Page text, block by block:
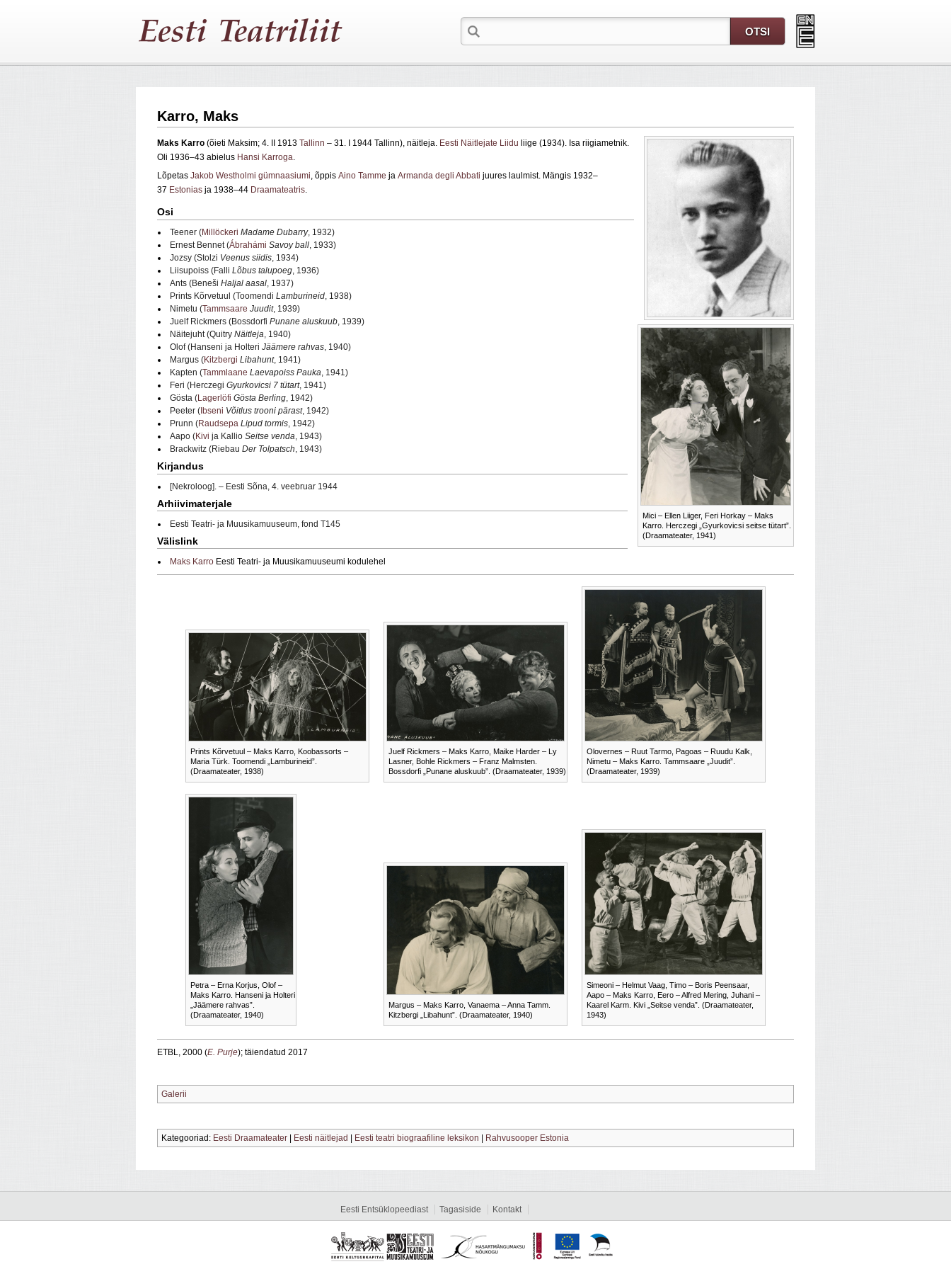
Karro, Maks
Maks Karro (õieti Maksim; 4. II 1913 Tallinn – 31. I 1944 Tallinn), näitleja. Eesti Näitlejate Liidu liige (1934). Isa riigiametnik.
Oli 1936–43 abielus Hansi Karroga.
Lõpetas Jakob Westholmi gümnaasiumi, õppis Aino Tamme ja Armanda degli Abbati juures laulmist. Mängis 1932–
37 Estonias ja 1938–44 Draamateatris.
Osi
Mici – Ellen Liiger, Feri Horkay – Maks
Karro. Herczegi „Gyurkovicsi seitse tütart”.
(Draamateater, 1941)
Teener (Millöckeri Madame Dubarry, 1932)
Ernest Bennet (Ábrahámi Savoy ball, 1933)
Jozsy (Stolzi Veenus siidis, 1934)
Liisupoiss (Falli Lõbus talupoeg, 1936)
Ants (Beneši Haljal aasal, 1937)
Prints Kõrvetuul (Toomendi Lamburineid, 1938)
Nimetu (Tammsaare Juudit, 1939)
Juelf Rickmers (Bossdorfi Punane aluskuub, 1939)
Näitejuht (Quitry Näitleja, 1940)
Olof (Hanseni ja Holteri Jäämere rahvas, 1940)
Margus (Kitzbergi Libahunt, 1941)
Kapten (Tammlaane Laevapoiss Pauka, 1941)
Feri (Herczegi Gyurkovicsi 7 tütart, 1941)
Gösta (Lagerlöfi Gösta Berling, 1942)
Peeter ( Ibseni Võitlus trooni pärast, 1942)
Prunn (Raudsepa Lipud tormis, 1942)
Aapo (Kivi ja Kallio Seitse venda, 1943)
Brackwitz (Riebau Der Tolpatsch, 1943)
Kirjandus
[Nekroloog]. – Eesti Sõna, 4. veebruar 1944
Arhiivimaterjale
Eesti Teatri- ja Muusikamuuseum, fond T145
Välislink
Maks Karro Eesti Teatri- ja Muusikamuuseumi kodulehel
Prints Kõrvetuul – Maks Karro, Koobassorts –
Maria Türk. Toomendi „Lamburineid”.
(Draamateater, 1938)
Juelf Rickmers – Maks Karro, Maike Harder – Ly
Lasner, Bohle Rickmers – Franz Malmsten.
Bossdorfi „Punane aluskuub”. (Draamateater, 1939)
Olovernes – Ruut Tarmo, Pagoas – Ruudu Kalk,
Nimetu – Maks Karro. Tammsaare „Juudit”.
(Draamateater, 1939)
Petra – Erna Korjus, Olof –
Maks Karro. Hanseni ja Holteri
„Jäämere rahvas”.
(Draamateater, 1940)
Margus – Maks Karro, Vanaema – Anna Tamm.
Kitzbergi „Libahunt”. (Draamateater, 1940)
Simeoni – Helmut Vaag, Timo – Boris Peensaar,
Aapo – Maks Karro, Eero – Alfred Mering, Juhani –
Kaarel Karm. Kivi „Seitse venda”. (Draamateater,
1943)
ETBL, 2000 (E. Purje); täiendatud 2017
Galerii
Kategooriad: Eesti Draamateater Eesti näitlejad Eesti teatri biograafiline leksikon Rahvusooper Estonia
Eesti Entsüklopeediast Tagasiside Kontakt